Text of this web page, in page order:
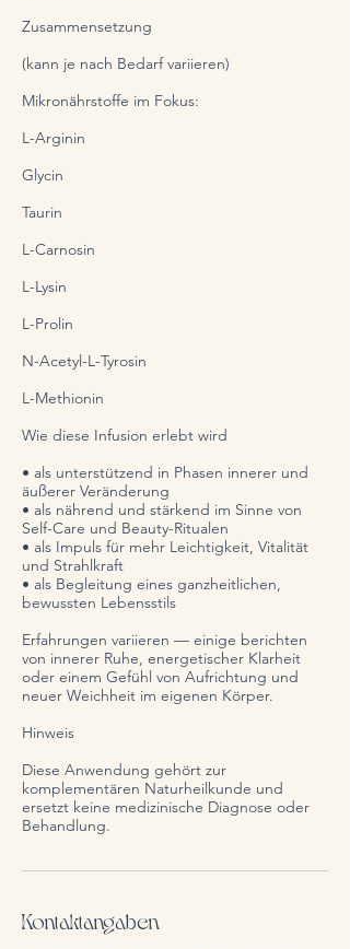
Zusammensetzung
(kann je nach Bedarf variieren)
Mikronährstoffe im Fokus:
L-Arginin
Glycin
Taurin
L-Carnosin
L-Lysin
L-Prolin
N-Acetyl-L-Tyrosin
L-Methionin
Wie diese Infusion erlebt wird
• als unterstützend in Phasen innerer und
äußerer Veränderung
• als nährend und stärkend im Sinne von
Self-Care und Beauty-Ritualen
• als Impuls für mehr Leichtigkeit, Vitalität
und Strahlkraft
• als Begleitung eines ganzheitlichen,
bewussten Lebensstils
Erfahrungen variieren — einige berichten
von innerer Ruhe, energetischer Klarheit
oder einem Gefühl von Aufrichtung und
neuer Weichheit im eigenen Körper.
Hinweis
Diese Anwendung gehört zur
komplementären Naturheilkunde und
ersetzt keine medizinische Diagnose oder
Kontaktangaben